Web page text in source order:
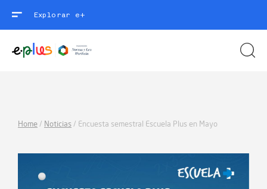
Explorar e+
Home / Noticias / Encuesta semestral Escuela Plus en Mayo